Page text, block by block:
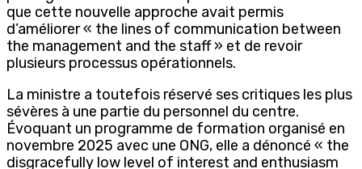
que cette nouvelle approche avait permis
d’améliorer « the lines of communication between
the management and the staff » et de revoir
plusieurs processus opérationnels.
La ministre a toutefois réservé ses critiques les plus
sévères à une partie du personnel du centre.
Évoquant un programme de formation organisé en
novembre 2025 avec une ONG, elle a dénoncé « the
disgracefully low level of interest and enthusiasm